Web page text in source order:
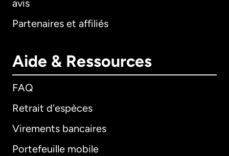
avis
Partenaires et affiliés
Aide & Ressources
FAQ
Retrait d'espèces
Virements bancaires
Portefeuille mobile